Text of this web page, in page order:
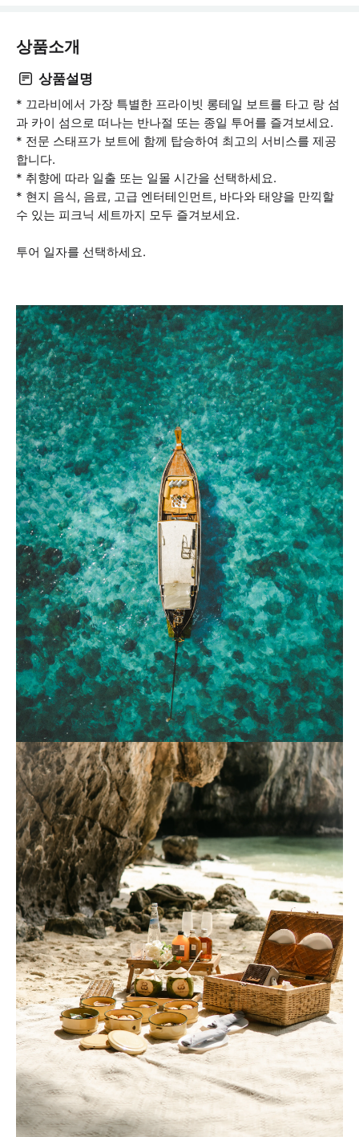
상품소개
상품설명
* 끄라비에서 가장 특별한 프라이빗 롱테일 보트를 타고 랑 섬
과 카이 섬으로 떠나는 반나절 또는 종일 투어를 즐겨보세요.
* 전문 스태프가 보트에 함께 탑승하여 최고의 서비스를 제공
합니다.
* 취향에 따라 일출 또는 일몰 시간을 선택하세요.
* 현지 음식, 음료, 고급 엔터테인먼트, 바다와 태양을 만끽할
수 있는 피크닉 세트까지 모두 즐겨보세요.
투어 일자를 선택하세요.